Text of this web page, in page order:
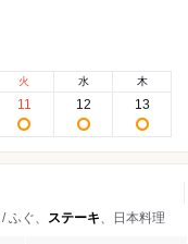
火
11
水
12
木
13
/ ふぐ、 ステーキ、日本料理